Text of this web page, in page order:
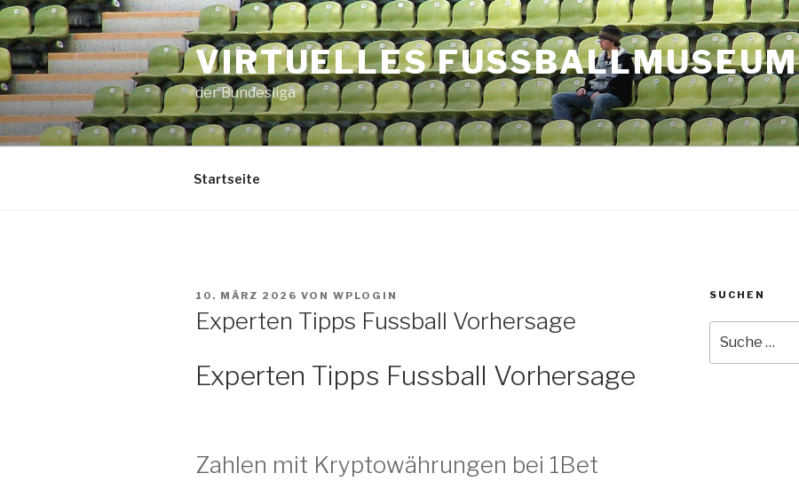
Zum
Inhalt
springen
VIRTUELLES FUSSBALLMUSEUM
der Bundesliga
Startseite
VERÖFFENTLICHT
10. MÄRZ 2026 VON WPLOGIN
Experten Tipps Fussball Vorhersage
Experten Tipps Fussball Vorhersage
Zahlen mit Kryptowährungen bei 1Bet
SUCHEN
nach: